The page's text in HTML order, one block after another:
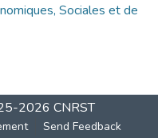
Sociales et de
2026 CNRST
Send Feedback